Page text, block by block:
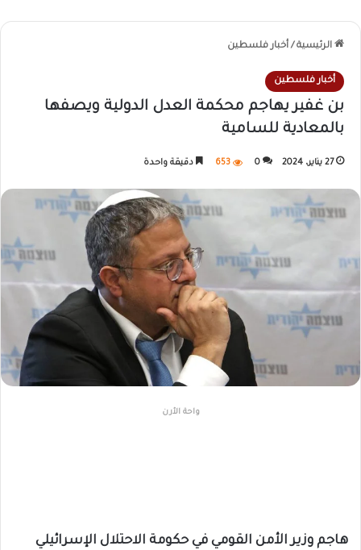
الرئيسية / أخبار فلسطين
أخبار فلسطين
بن غفير يهاجم محكمة العدل الدولية ويصفها
بالمعادية للسامية
27 يناير، 2024 0
653 دقيقة واحدة
واحة الأرن
هاجم وزير الأمن القومي في حكومة الاحتلال الإسرائيلي